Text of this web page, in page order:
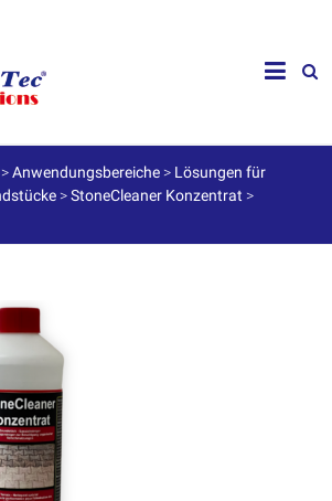
>Anwendungsbereiche > Lösungen für
>StoneCleaner Konzentrat >